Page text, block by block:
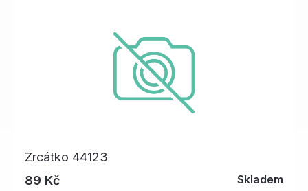
Zrcátko 44123
89 Kč
Skladem